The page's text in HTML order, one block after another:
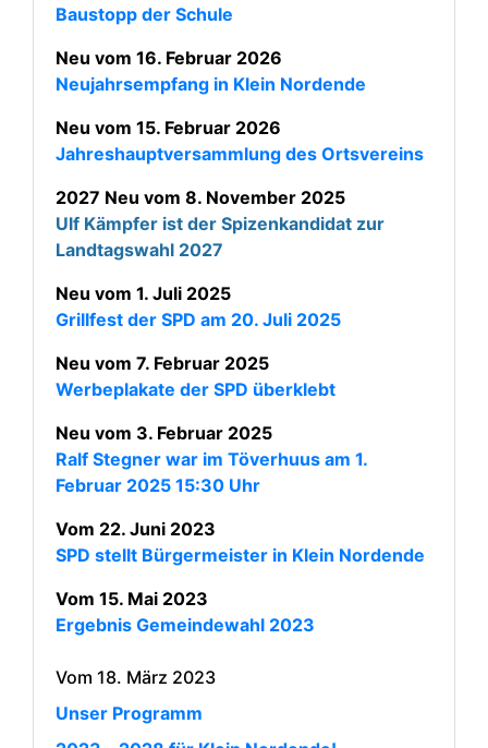
Baustopp der Schule
Neu vom 16. Februar 2026
Neujahrsempfang in Klein Nordende
Neu vom 15. Februar 2026
Jahreshauptversammlung des Ortsvereins
2027 Neu vom 8. November 2025
Ulf Kämpfer ist der Spizenkandidat zur
Landtagswahl 2027
Neu vom 1. Juli 2025
Grillfest der SPD am 20. Juli 2025
Neu vom 7. Februar 2025
Werbeplakate der SPD überklebt
Neu vom 3. Februar 2025
Ralf Stegner war im Töverhuus am 1.
Februar 2025 15:30 Uhr
Vom 22. Juni 2023
SPD stellt Bürgermeister in Klein Nordende
Vom 15. Mai 2023
Ergebnis Gemeindewahl 2023
Vom 18. März 2023
Unser Programm